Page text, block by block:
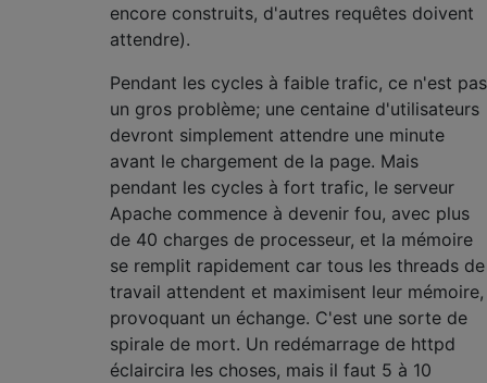
encore construits, d'autres requêtes doivent
attendre).
Pendant les cycles à faible trafic, ce n'est pas
un gros problème; une centaine d'utilisateurs
devront simplement attendre une minute
avant le chargement de la page. Mais
pendant les cycles à fort trafic, le serveur
Apache commence à devenir fou, avec plus
de 40 charges de processeur, et la mémoire
se remplit rapidement car tous les threads de
travail attendent et maximisent leur mémoire,
provoquant un échange. C'est une sorte de
spirale de mort. Un redémarrage de httpd
éclaircira les choses, mais il faut 5 à 10